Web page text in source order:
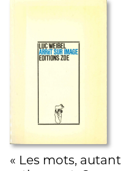
« Les mots,